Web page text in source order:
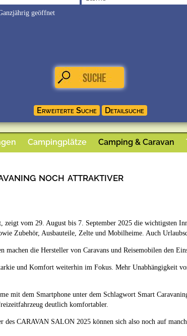
geöffnet
Campingplätze Camping & Caravan
noch attraktiver
vom 29. August bis 7. September 2025 die wichtigsten
Zubehör, Ausbauteile, Zelte und Mobilheime. Auch
die Hersteller von Caravans und Reisemobilen den
und Komfort weiterhin im Fokus. Mehr Unabhängigkeit
mit dem Smartphone unter dem Schlagwort Smart
deutlich komfortabler.
CARAVAN SALON 2025 können sich also noch auf